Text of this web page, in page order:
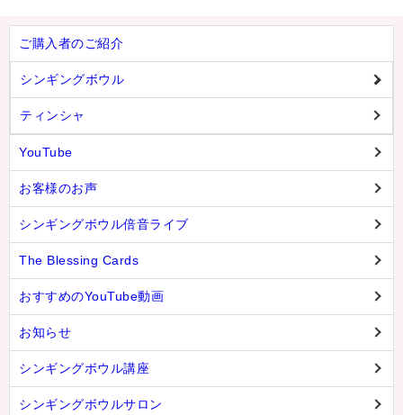
ご購入者のご紹介
シンギングボウル
ティンシャ
YouTube
お客様のお声
シンギングボウル倍音ライブ
The Blessing Cards
おすすめのYouTube動画
お知らせ
シンギングボウル講座
シンギングボウルサロン